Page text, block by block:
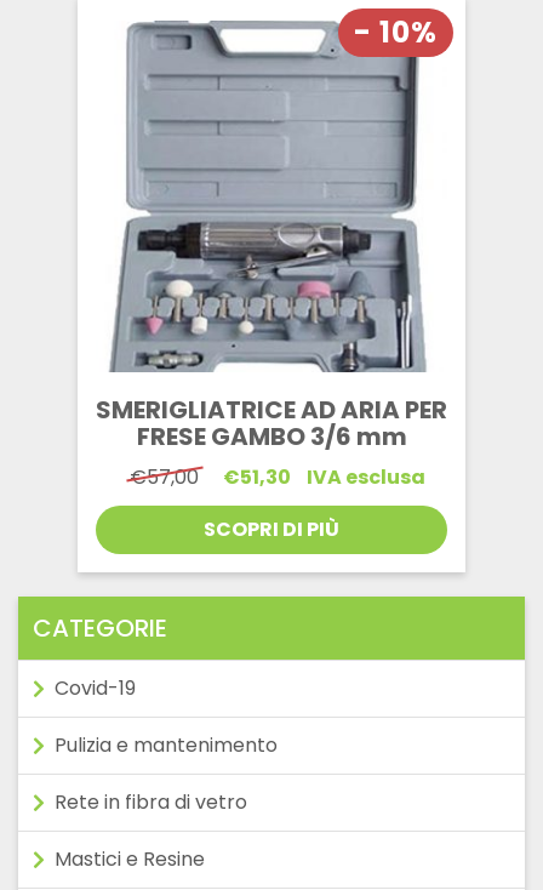
- 10%
SMERIGLIATRICE AD ARIA PER
FRESE GAMBO 3/6 mm
€57,00 Il
originale
era:
€57,00.
€51,30
Il
attuale
è:
€51,30.
IVA esclusa
SCOPRI DI PIÙ
CATEGORIE
Covid-19
Pulizia e mantenimento
Rete in fibra di vetro
Mastici e Resine